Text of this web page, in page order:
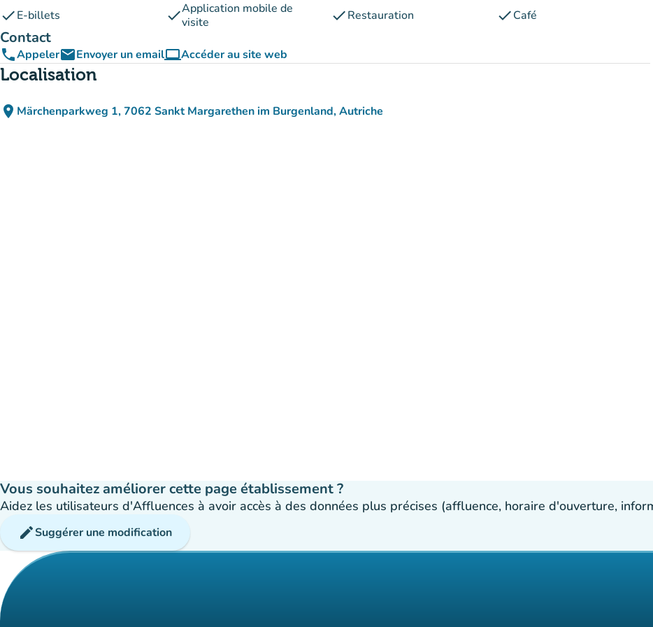
checkE-billets checkApplication mobile de
visite
checkRestauration checkCafé
Contact
phoneAppeleremailEnvoyer un emailcomputerAccéder au site web
(nouvel onglet)
Localisation
place Märchenparkweg 1, 7062 Sankt Margarethen im Burgenland, Autriche
(ouvrir dans Google Maps)
(nouvel onglet)
Vous souhaitez améliorer cette page établissement ?
Aidez les utilisateurs d'Affluences à avoir accès à des données plus précises (affluence, horaire d'ouverture,
editSuggérer une modification